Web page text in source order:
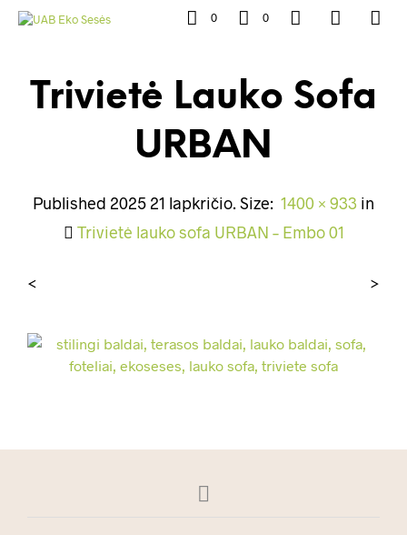
0 0
Trivietė Lauko Sofa
URBAN
Published 2025 21 lapkričio. Size: 1400 × 933 in
Trivietė lauko sofa URBAN – Embo 01
< >